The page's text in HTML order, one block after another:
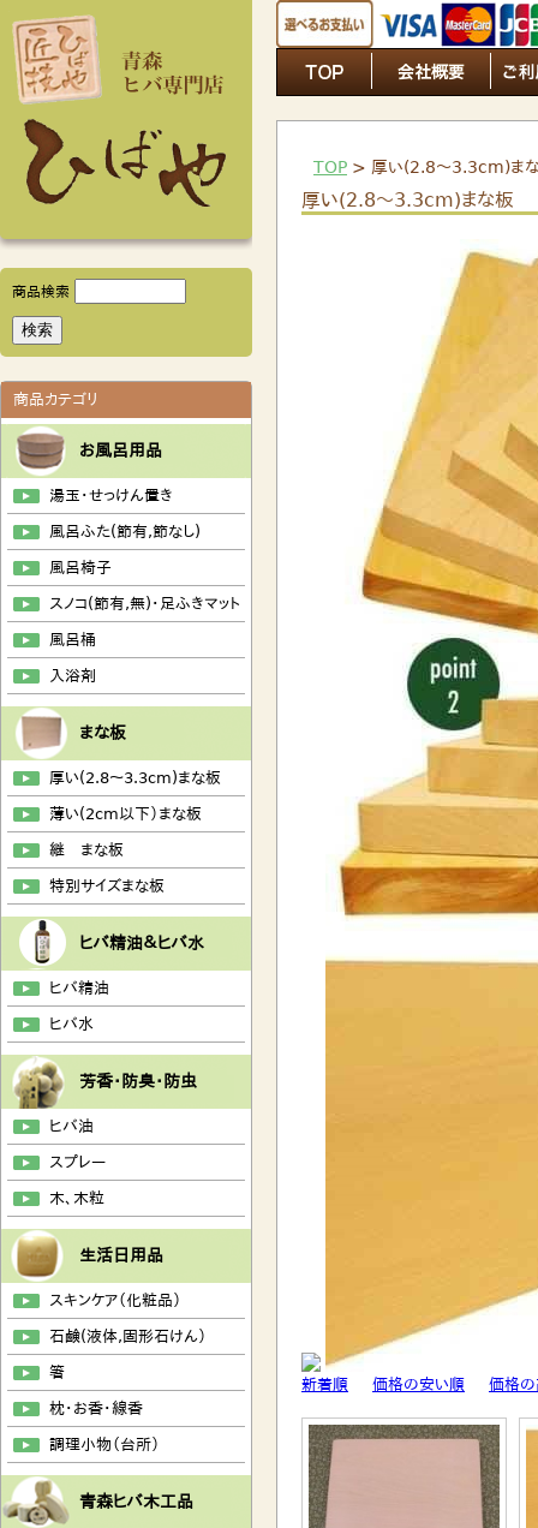
商品検索
商品カテゴリ
お風呂用品
湯玉・せっけん置き
風呂ふた(節有,節なし)
風呂椅子
スノコ(節有,無)・足ふきマット
風呂桶
入浴剤
まな板
厚い(2.8～3.3cm)まな板
薄い(2cm以下）まな板
継 まな板
特別サイズまな板
ヒバ精油＆ヒバ水
ヒバ精油
ヒバ水
芳香・防臭・防虫
ヒバ油
スプレー
木、木粒
生活日用品
スキンケア（化粧品）
石鹸(液体,固形石けん）
箸
枕・お香・線香
調理小物（台所）
青森ヒバ木工品
TOP > 厚い(2.8～3.3cm)ま
厚い(2.8～3.3cm)まな板
新着順 価格の安い順 価格